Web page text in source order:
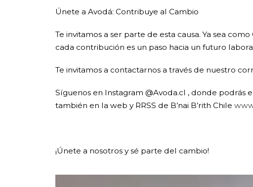
Únete a Avodá: Contribuye al Cambio
Te invitamos a ser parte de esta causa. Ya sea
cada contribución es un paso hacia un futuro
Te invitamos a contactarnos a través de nuestro
Síguenos en Instagram @Avoda.cl , donde
también en la web y RRSS de B’nai B’rith Chile
¡Únete a nosotros y sé parte del cambio!